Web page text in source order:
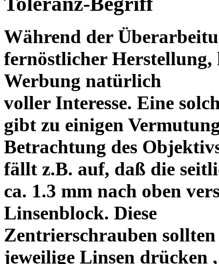
Während der
fernöstlicher Herstellung,
Werbung natürlich
voller Interesse. Eine
gibt zu einigen
Betrachtung des
fällt z.B. auf, daß die
ca. 1.3 mm nach oben
Linsenblock. Diese
Zentrierschrauben
jeweilige Linsen drücken